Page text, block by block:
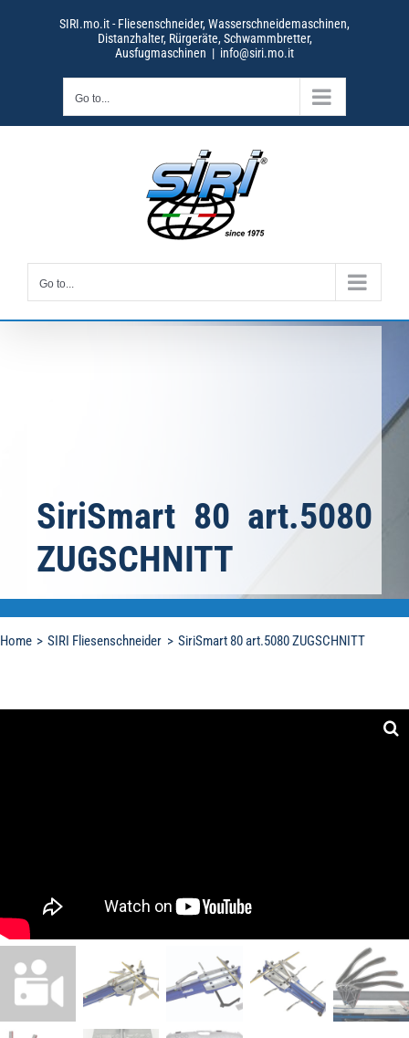
SIRI.mo.it - Fliesenschneider, Wasserschneidemaschinen,
Distanzhalter, Rürgeräte, Schwammbretter,
Ausfugmaschinen | info@siri.mo.it
Go to...
Go to...
SiriSmart 80 art.5080
ZUGSCHNITT
Home SIRI Fliesenschneider SiriSmart 80 art.5080 ZUGSCHNITT